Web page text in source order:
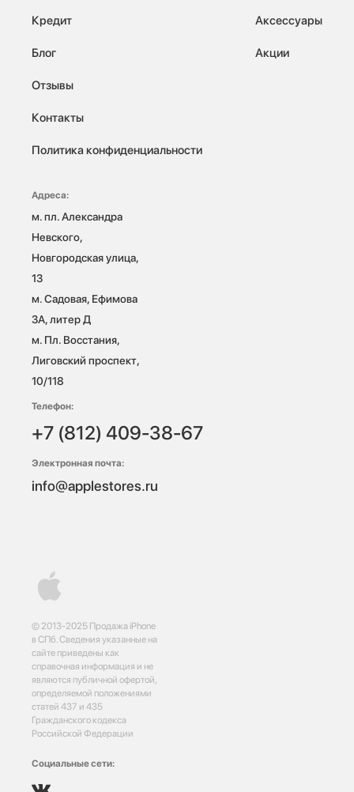
© 2013-2025 Продажа iPhone
в СПб. Сведения указанные на
сайте приведены как
справочная информация и не
являются публичной офертой,
определяемой положениями
статей 437 и 435
Гражданского кодекса
Российской Федерации
Социальные сети:
Кредит
Блог
Отзывы
Контакты
Политика конфиденциальности
Аксессуары
Акции
Адреса:
м. пл. Александра
Невского,
Новгородская улица,
13
м. Садовая, Ефимова
3А, литер Д
м. Пл. Восстания,
Лиговский проспект,
10/118
Телефон:
+7 (812) 409-38-67
Электронная почта:
info@applestores.ru